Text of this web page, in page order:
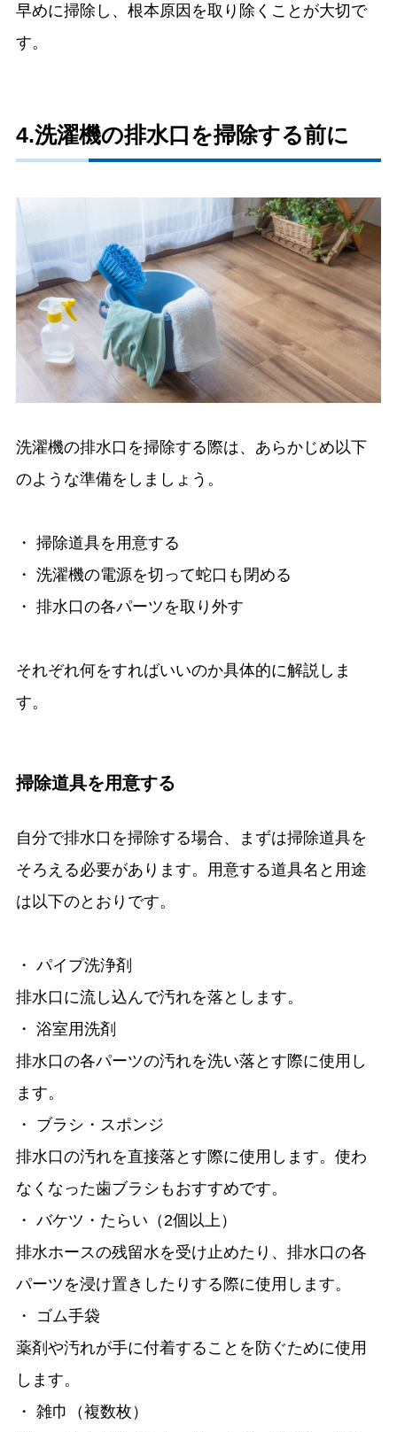
早めに掃除し、根本原因を取り除くことが大切で
す。
4.洗濯機の排水口を掃除する前に
洗濯機の排水口を掃除する際は、あらかじめ以下
のような準備をしましょう。
・ 掃除道具を用意する
・ 洗濯機の電源を切って蛇口も閉める
・ 排水口の各パーツを取り外す
それぞれ何をすればいいのか具体的に解説しま
す。
掃除道具を用意する
自分で排水口を掃除する場合、まずは掃除道具を
そろえる必要があります。用意する道具名と用途
は以下のとおりです。
・ パイプ洗浄剤
排水口に流し込んで汚れを落とします。
・ 浴室用洗剤
排水口の各パーツの汚れを洗い落とす際に使用し
ます。
・ ブラシ・スポンジ
排水口の汚れを直接落とす際に使用します。使わ
なくなった歯ブラシもおすすめです。
・ バケツ・たらい（2個以上）
排水ホースの残留水を受け止めたり、排水口の各
パーツを浸け置きしたりする際に使用します。
・ ゴム手袋
薬剤や汚れが手に付着することを防ぐために使用
します。
・ 雑巾（複数枚）